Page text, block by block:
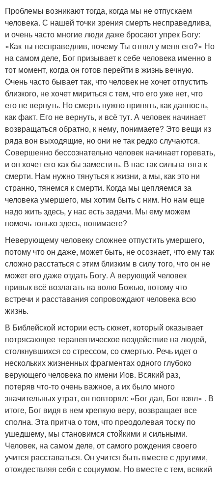
Проблемы возникают тогда, когда мы не отпускаем
человека. С нашей точки зрения смерть несправедлива,
и очень часто многие люди даже бросают упрек Богу:
«Как ты несправедлив, почему Ты отнял у меня его?» Но
на самом деле, Бог призывает к себе человека именно в
тот момент, когда он готов перейти в жизнь вечную.
Очень часто бывает так, что человек не хочет отпустить
близкого, не хочет мириться с тем, что его уже нет, что
его не вернуть. Но смерть нужно принять, как данность,
как факт. Его не вернуть, и всё тут. А человек начинает
возвращаться обратно, к нему, понимаете? Это вещи из
ряда вон выходящие, но они не так редко случаются.
Совершенно бессознательно человек начинает горевать,
и он хочет его как бы заместить. В нас так сильна тяга к
смерти. Нам нужно тянуться к жизни, а мы, как это ни
странно, тянемся к смерти. Когда мы цепляемся за
человека умершего, мы хотим быть с ним. Но нам еще
надо жить здесь, у нас есть задачи. Мы ему можем
помочь только здесь, понимаете?
Неверующему человеку сложнее отпустить умершего,
потому что он даже, может быть, не осознает, что ему так
сложно расстаться с этим близким в силу того, что он не
может его даже отдать Богу. А верующий человек
привык всё возлагать на волю Божью, потому что
встречи и расставания сопровождают человека всю
жизнь.
В Библейской истории есть сюжет, который оказывает
потрясающее терапевтическое воздействие на людей,
столкнувшихся со стрессом, со смертью. Речь идет о
нескольких жизненных фрагментах одного глубоко
верующего человека по имени Иов. Всякий раз,
потеряв что-то очень важное, а их было много
значительных утрат, он повторял: «Бог дал, Бог взял» . В
итоге, Бог видя в нем крепкую веру, возвращает все
сполна. Эта притча о том, что преодолевая тоску по
ушедшему, мы становимся стойкими и сильными.
Человек, на самом деле, от самого рождения своего
учится расставаться. Он учится быть вместе с другими,
отождествляя себя с социумом. Но вместе с тем, всякий